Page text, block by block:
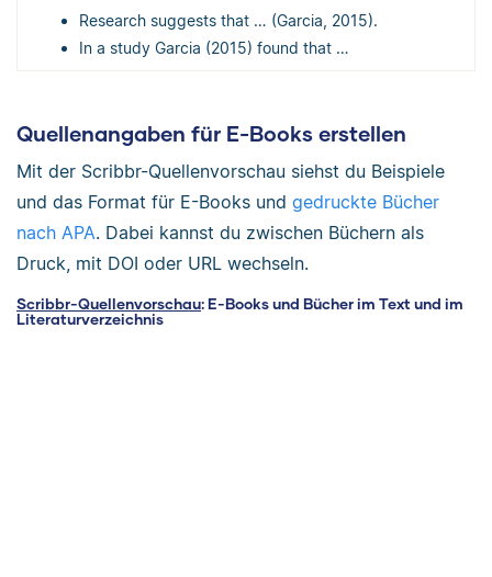
Research suggests that … (Garcia, 2015).
In a study Garcia (2015) found that …
Quellenangaben für E-Books erstellen
Mit der Scribbr-Quellenvorschau siehst du Beispiele
und das Format für E-Books und gedruckte Bücher
nach APA. Dabei kannst du zwischen Büchern als
Druck, mit DOI oder URL wechseln.
Scribbr-Quellenvorschau: E-Books und Bücher im Text und im
Literaturverzeichnis